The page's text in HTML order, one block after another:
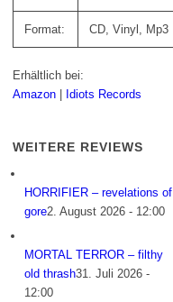
Format: CD, Vinyl, Mp3
Erhältlich bei:
Amazon
Idiots Records
WEITERE REVIEWS
HORRIFIER – revelations of
gore2. August 2026 - 12:00
MORTAL TERROR – filthy
old thrash31. Juli 2026 -
12:00